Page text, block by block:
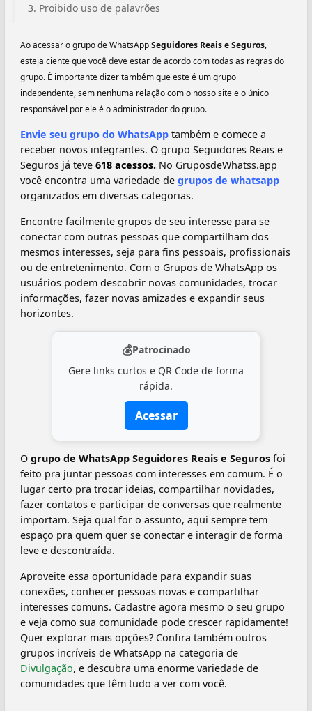
Proibido uso de palavrões
Ao acessar o grupo de WhatsAppSeguidores Reais e Seguros,
esteja ciente que você deve estar de acordo com todas as regras do
grupo. É importante dizer também que este é um grupo
independente, sem nenhuma relação com o nosso site e o único
responsável por ele é o administrador do grupo.
Envie seu grupo do WhatsApp também e comece a
receber novos integrantes. O grupo Seguidores Reais e
Seguros já teve 618 acessos. No GruposdeWhatss.app
você encontra uma variedade de grupos de whatsapp
organizados em diversas categorias.
Encontre facilmente grupos de seu interesse para se
conectar com outras pessoas que compartilham dos
mesmos interesses, seja para fins pessoais, profissionais
ou de entretenimento. Com o Grupos de WhatsApp os
usuários podem descobrir novas comunidades, trocar
informações, fazer novas amizades e expandir seus
horizontes.
💰Patrocinado
Gere links curtos e QR Code de forma
rápida.
Acessar
O grupo de WhatsApp Seguidores Reais e Seguros foi
feito pra juntar pessoas com interesses em comum. É o
lugar certo pra trocar ideias, compartilhar novidades,
fazer contatos e participar de conversas que realmente
importam. Seja qual for o assunto, aqui sempre tem
espaço pra quem quer se conectar e interagir de forma
leve e descontraída.
Aproveite essa oportunidade para expandir suas
conexões, conhecer pessoas novas e compartilhar
interesses comuns. Cadastre agora mesmo o seu grupo
e veja como sua comunidade pode crescer rapidamente!
Quer explorar mais opções? Confira também outros
grupos incríveis de WhatsApp na categoria de
Divulgação, e descubra uma enorme variedade de
comunidades que têm tudo a ver com você.